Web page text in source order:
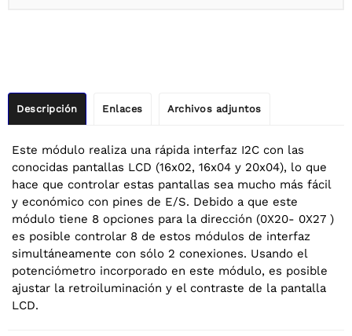
Descripción Enlaces Archivos adjuntos
Este módulo realiza una rápida interfaz I2C con las
conocidas pantallas LCD (16x02, 16x04 y 20x04), lo que
hace que controlar estas pantallas sea mucho más fácil
y económico con pines de E/S. Debido a que este
módulo tiene 8 opciones para la dirección (0X20- 0X27 )
es posible controlar 8 de estos módulos de interfaz
simultáneamente con sólo 2 conexiones. Usando el
potenciómetro incorporado en este módulo, es posible
ajustar la retroiluminación y el contraste de la pantalla
LCD.